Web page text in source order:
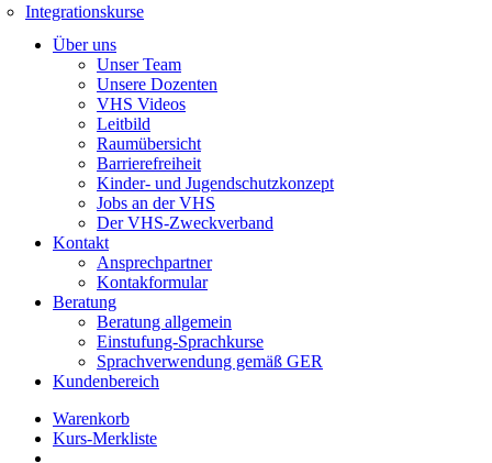
Integrationskurse
Über uns
Unser Team
Unsere Dozenten
VHS Videos
Leitbild
Raumübersicht
Barrierefreiheit
Kinder- und Jugendschutzkonzept
Jobs an der VHS
Der VHS-Zweckverband
Kontakt
Ansprechpartner
Kontakformular
Beratung
Beratung allgemein
Einstufung-Sprachkurse
Sprachverwendung gemäß GER
Kundenbereich
Warenkorb
Kurs-Merkliste